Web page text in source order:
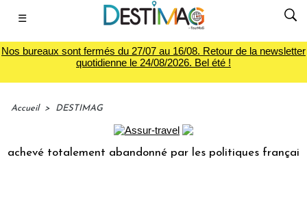
☰
Nos bureaux sont fermés du 27/07 au 16/08. Retour de la newsletter
quotidienne le 24/08/2026. Bel été !
Accueil > DESTIMAG
totalement abandonné par les politiques français !